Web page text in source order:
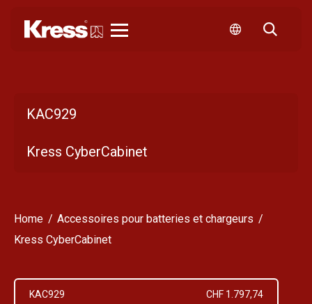
KAC929
Kress CyberCabinet
Home
Accessoires pour batteries et chargeurs
Kress CyberCabinet
KAC929 CHF 1.797,74